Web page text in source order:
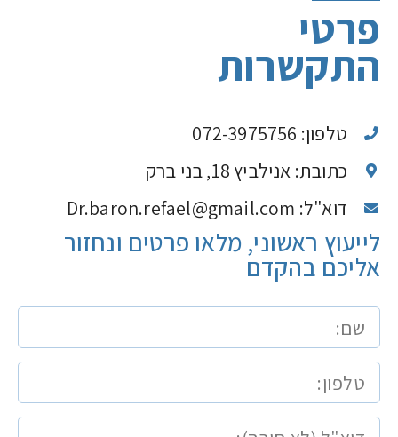
פרטי
התקשרות
טלפון: 072-3975756
כתובת: אנילביץ 18, בני ברק
דוא"ל: Dr.baron.refael@gmail.com
לייעוץ ראשוני, מלאו פרטים ונחזור
אליכם בהקדם